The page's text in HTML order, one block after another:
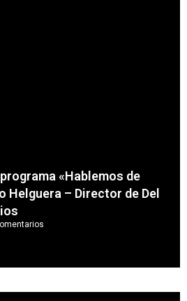
«Hablemos de
Helguera – Director de Del